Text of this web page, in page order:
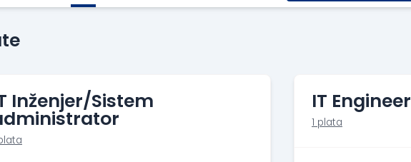
Inženjer/Sistem IT Engineer
1 plata